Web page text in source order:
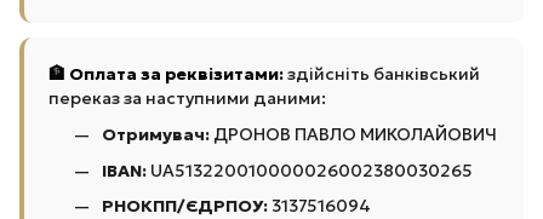
🏦 Оплата за реквізитами:здійсніть банківський
переказ за наступними даними:
Отримувач: ДРОНОВ ПАВЛО МИКОЛАЙОВИЧ
IBAN: UA513220010000026002380030265
РНОКПП/ЄДРПОУ: 3137516094